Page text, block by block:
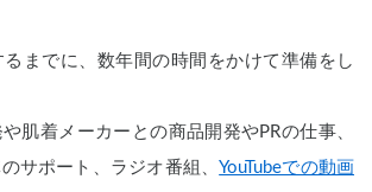
までに、数年間の時間をかけて準備をし
肌着メーカーとの商品開発やPRの仕事、
サポート、ラジオ番組、YouTubeでの動画